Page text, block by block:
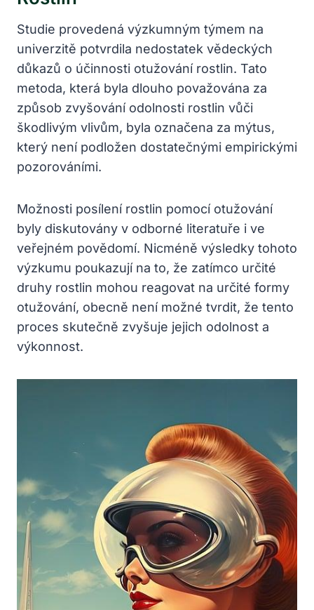
Studie provedená výzkumným týmem na
univerzitě potvrdila nedostatek vědeckých
důkazů o účinnosti otužování rostlin. Tato
metoda, která byla dlouho považována za
způsob zvyšování odolnosti rostlin vůči
škodlivým vlivům, byla označena za mýtus,
který není podložen dostatečnými empirickými
pozorováními.
Možnosti posílení rostlin pomocí otužování
byly diskutovány v odborné literatuře i ve
veřejném povědomí. Nicméně výsledky tohoto
výzkumu poukazují na to, že zatímco určité
druhy rostlin mohou reagovat na určité formy
otužování, obecně není možné tvrdit, že tento
proces skutečně zvyšuje jejich odolnost a
výkonnost.